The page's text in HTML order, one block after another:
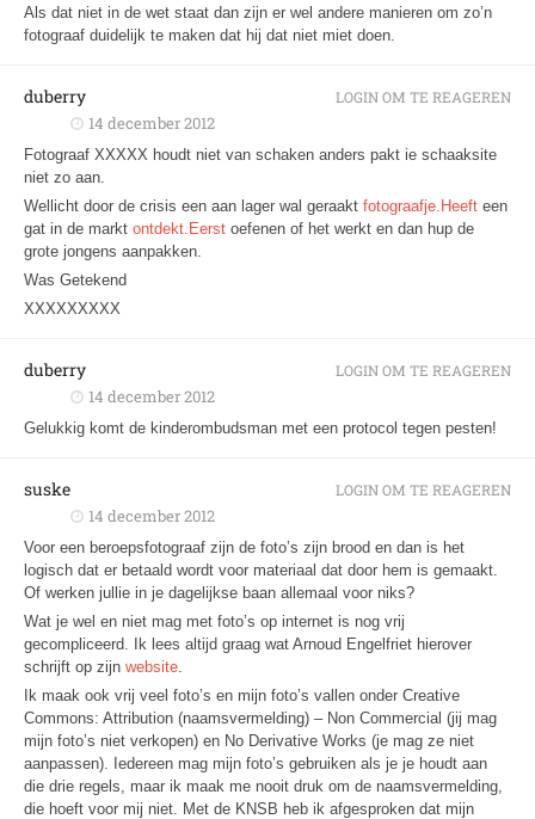
Als dat niet in de wet staat dan zijn er wel andere manieren om zo’n
fotograaf duidelijk te maken dat hij dat niet miet doen.
duberry
14 december 2012
Fotograaf XXXXX houdt niet van schaken anders pakt ie schaaksite
niet zo aan.
Wellicht door de crisis een aan lager wal geraakt fotograafje.Heeft een
gat in de markt ontdekt.Eerst oefenen of het werkt en dan hup de
grote jongens aanpakken.
Was Getekend
XXXXXXXXX
LOGIN OM TE REAGEREN
duberry
14 december 2012
Gelukkig komt de kinderombudsman met een protocol tegen pesten!
LOGIN OM TE REAGEREN
suske
14 december 2012
Voor een beroepsfotograaf zijn de foto’s zijn brood en dan is het
logisch dat er betaald wordt voor materiaal dat door hem is gemaakt.
Of werken jullie in je dagelijkse baan allemaal voor niks?
Wat je wel en niet mag met foto’s op internet is nog vrij
gecompliceerd. Ik lees altijd graag wat Arnoud Engelfriet hierover
schrijft op zijn website.
Ik maak ook vrij veel foto’s en mijn foto’s vallen onder Creative
Commons: Attribution (naamsvermelding) – Non Commercial (jij mag
mijn foto’s niet verkopen) en No Derivative Works (je mag ze niet
aanpassen). Iedereen mag mijn foto’s gebruiken als je je houdt aan
die drie regels, maar ik maak me nooit druk om de naamsvermelding,
die hoeft voor mij niet. Met de KNSB heb ik afgesproken dat mijn
LOGIN OM TE REAGEREN